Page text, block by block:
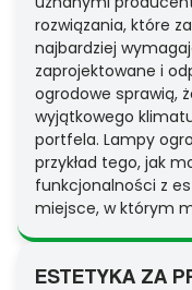
rozwiązania, które
najbardziej
zaprojektowane i
ogrodowe sprawią,
wyjątkowego
portfela. Lampy
przykład tego, jak
funkcjonalności z
miejsce, w którym
ESTETYKA ZA